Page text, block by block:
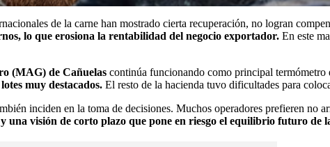
de la carne han mostrado cierta recuperación, no logran
lo que erosiona la rentabilidad del negocio exportador. En este
(MAG) de Cañuelas continúa funcionando como principal termómetro
muy destacados. El resto de la hacienda tuvo dificultades para
inciden en la toma de decisiones. Muchos operadores prefieren no
visión de corto plazo que pone en riesgo el equilibrio futuro de